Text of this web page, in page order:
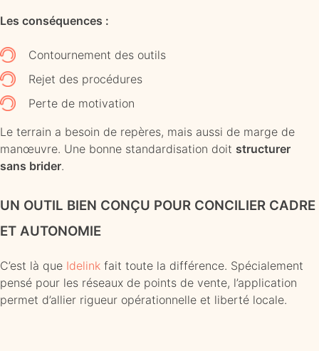
Les conséquences :
Contournement des outils
Rejet des procédures
Perte de motivation
Le terrain a besoin de repères, mais aussi de marge de
manœuvre. Une bonne standardisation doit structurer
sans brider.
UN OUTIL BIEN CONÇU POUR CONCILIER CADRE
ET AUTONOMIE
C’est là que Idelink fait toute la différence. Spécialement
pensé pour les réseaux de points de vente, l’application
permet d’allier rigueur opérationnelle et liberté locale.